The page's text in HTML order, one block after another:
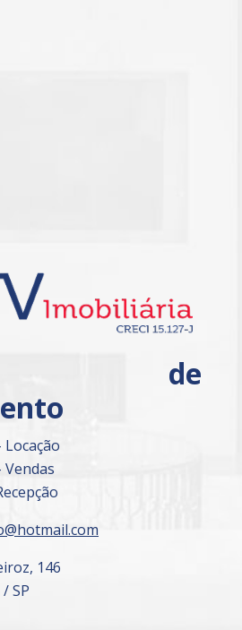
de
Locação
Vendas
146
SP